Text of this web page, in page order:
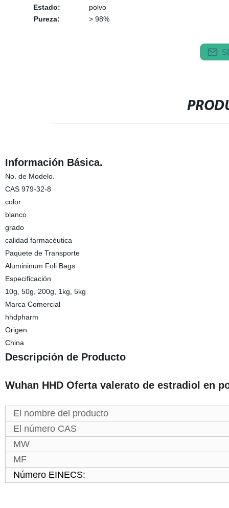
Estado:
polvo
Pureza:
> 98%
Información Básica.
No. de Modelo.
CAS 979-32-8
color
blanco
grado
calidad farmacéutica
Paquete de Transporte
Alumininum Foli Bags
Especificación
10g, 50g, 200g, 1kg, 5kg
Marca Comercial
hhdpharm
Origen
China
Descripción de Producto
Wuhan HHD Oferta valerato de estradiol en
El nombre del producto
El número CAS
MW
MF
Número EINECS: